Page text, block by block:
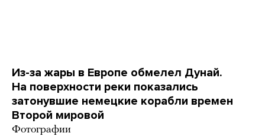
Из-за жары в Европе обмелел Дунай.
На поверхности реки показались
затонувшие немецкие корабли времен
Второй мировой
Фотографии